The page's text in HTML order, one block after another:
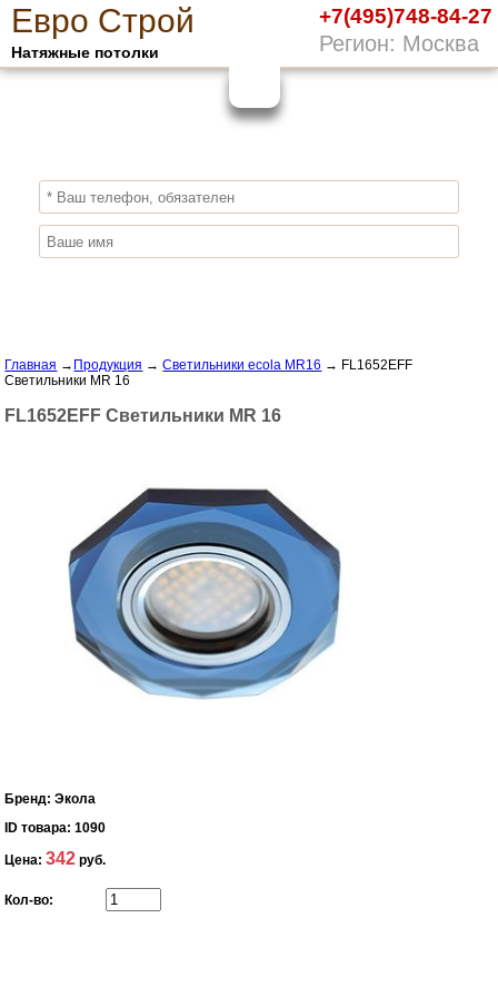
Евро Строй
Натяжные потолки
+7(495)748-84-27
Регион: Москва
ПОЛУЧИ СКИДКУ10%
Главная → Продукция →Светильники ecola MR16 → FL1652EFF
Светильники MR 16
FL1652EFF Светильники MR 16
Бренд: Экола
ID товара: 1090
Цена:342 руб.
Кол-во: